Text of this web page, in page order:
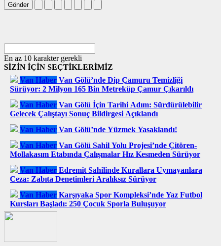
Gönder
En az 10 karakter gerekli
SİZİN İÇİN SEÇTİKLERİMİZ
Van Haber Van Gölü’nde Dip Çamuru Temizliği
Sürüyor: 2 Milyon 165 Bin Metreküp Çamur Çıkarıldı
Van Haber Van Gölü İçin Tarihi Adım: Sürdürülebilir
Gelecek Çalıştayı Sonuç Bildirgesi Açıklandı
Van Haber Van Gölü’nde Yüzmek Yasaklandı!
Van Haber Van Gölü Sahil Yolu Projesi’nde Çitören-
Mollakasım Etabında Çalışmalar Hız Kesmeden Sürüyor
Van Haber Edremit Sahilinde Kurallara Uymayanlara
Ceza: Zabıta Denetimleri Aralıksız Sürüyor
Van Haber Karşıyaka Spor Kompleksi’nde Yaz Futbol
Kursları Başladı: 250 Çocuk Sporla Buluşuyor